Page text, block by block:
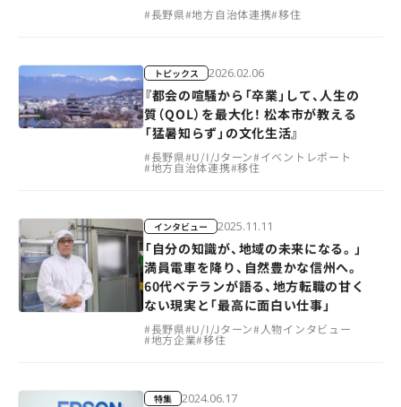
#長野県#地方自治体連携#移住
トピックス 2026.02.06
『都会の喧騒から「卒業」して、人生の
質（QOL）を最大化！ 松本市が教える
「猛暑知らず」の文化生活』
#長野県#U/I/Jターン#イベントレポート
#地方自治体連携#移住
インタビュー 2025.11.11
「自分の知識が、地域の未来になる。」
満員電車を降り、自然豊かな信州へ。
60代ベテランが語る、地方転職の甘く
ない現実と「最高に面白い仕事」
#長野県#U/I/Jターン# 人物インタビュー
#地方企業#移住
特集 2024.06.17